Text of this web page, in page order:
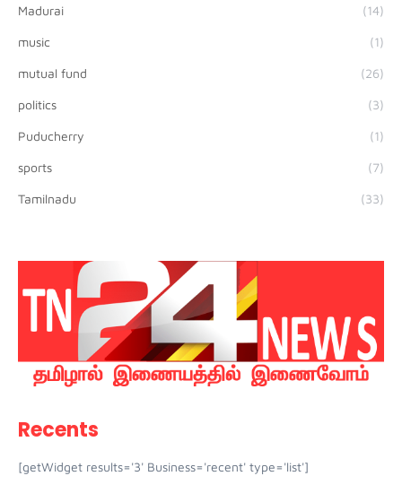
Madurai (14)
music (1)
mutual fund (26)
politics (3)
Puducherry (1)
sports (7)
Tamilnadu (33)
Recents
[getWidget results='3' Business='recent' type='list']